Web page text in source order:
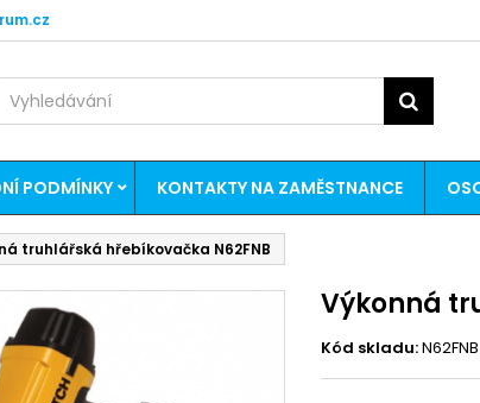
PODMÍNKY KONTAKTY NA ZAMĚSTNANCE
truhlářská hřebíkovačka N62FNB
Výkonná
Kód skladu:N62FNB